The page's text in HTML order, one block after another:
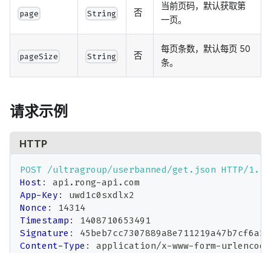
page String 否
当前页码，默认获取第
一页。
pageSize String 否
每页条数，默认每页 50
条。
请求示例
HTTP
POST /ultragroup/userbanned/get.json HTTP/1.1
Host :
api.rong-api.com
App-Key :
uwd1c0sxdlx2
Nonce :
14314
Timestamp :
1408710653491
Signature :
Content-Type : application/x-www-form-